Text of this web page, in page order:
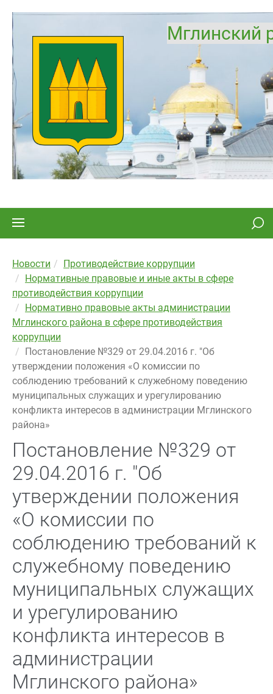
Мглинский
Новости
Противодействие коррупции
Нормативные правовые и иные акты в сфере
противодействия коррупции
Нормативно правовые акты администрации
Мглинского района в сфере противодействия
коррупции
Постановление №329 от 29.04.2016 г. "Об
утверждении положения «О комиссии по
соблюдению требований к служебному поведению
муниципальных служащих и урегулированию
конфликта интересов в администрации Мглинского
района»
Постановление №329 от
29.04.2016 г. "Об
утверждении положения
«О комиссии по
соблюдению требований к
служебному поведению
муниципальных служащих
и урегулированию
конфликта интересов в
администрации
Мглинского района»